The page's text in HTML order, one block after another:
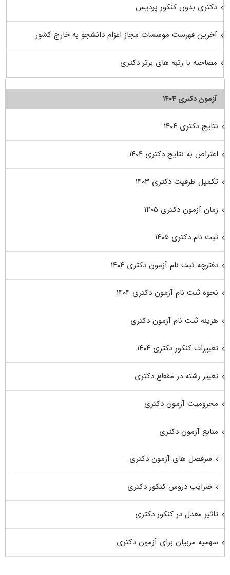
دکتری بدون کنکور پردیس
آخرین فهرست موسسات مجاز اعزام دانشجو به خارج کشور
مصاحبه با رتبه های برتر دکتری
آزمون دکتری ۱۴۰۴
نتایج دکتری ۱۴۰۴
اعتراض به نتایج دکتری ۱۴۰۴
تکمیل ظرفیت دکتری ۱۴۰۳
زمان آزمون دکتری ۱۴۰۵
ثبت نام دکتری ۱۴۰۵
دفترچه ثبت نام آزمون دکتری ۱۴۰۴
نحوه ثبت نام آزمون دکتری ۱۴۰۴
هزینه ثبت نام آزمون دکتری
تغییرات کنکور دکتری ۱۴۰۴
تغییر رشته در مقطع دکتری
محرومیت آزمون دکتری
منابع آزمون دکتری
سرفصل های آزمون دکتری
ضرایب دروس کنکور دکتری
تاثیر معدل در کنکور دکتری
سهمیه مربیان برای آزمون دکتری